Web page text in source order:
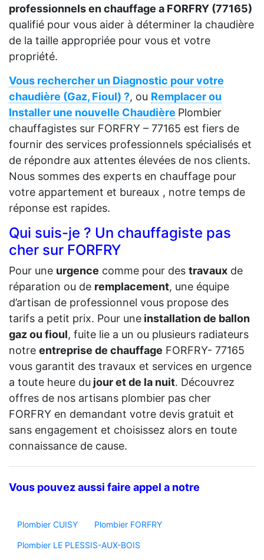
professionnels en chauffage a FORFRY (77165)
qualifié pour vous aider à déterminer la chaudière
de la taille appropriée pour vous et votre
propriété.
Vous rechercher un Diagnostic pour votre
chaudière (Gaz, Fioul) ?, ou Remplacer ou
Installer une nouvelle Chaudière Plombier
chauffagistes sur FORFRY – 77165 est fiers de
fournir des services professionnels spécialisés et
de répondre aux attentes élevées de nos clients.
Nous sommes des experts en chauffage pour
votre appartement et bureaux , notre temps de
réponse est rapides.
Qui suis-je ? Un chauffagiste pas
cher sur FORFRY
Pour une urgence comme pour des travaux de
réparation ou de remplacement, une équipe
d’artisan de professionnel vous propose des
tarifs a petit prix. Pour une installation de ballon
gaz ou fioul, fuite lie a un ou plusieurs radiateurs
notre entreprise de chauffage FORFRY- 77165
vous garantit des travaux et services en urgence
a toute heure du jour et de la nuit. Découvrez
offres de nos artisans plombier pas cher
FORFRY en demandant votre devis gratuit et
sans engagement et choisissez alors en toute
connaissance de cause.
Vous pouvez aussi faire appel a notre
Plombier CUISY Plombier FORFRY
Plombier LE PLESSIS-AUX-BOIS